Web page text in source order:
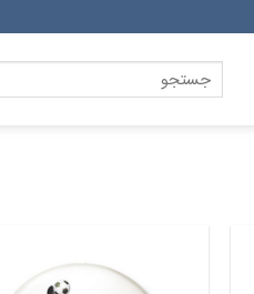
جستجو
برای: